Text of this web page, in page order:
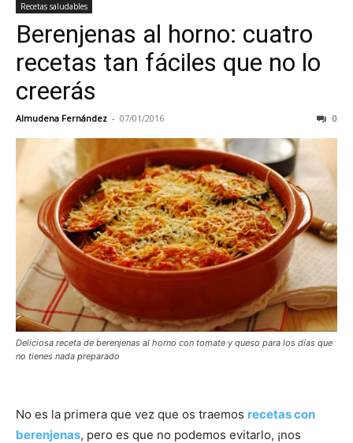
Recetas saludables
Berenjenas al horno: cuatro
recetas tan fáciles que no lo
creerás
Almudena Fernández - 07/01/2016 0
Deliciosa receta de berenjenas al horno con tomate y queso para los días que
no tienes nada preparado
No es la primera que vez que os traemos recetas con
berenjenas, pero es que no podemos evitarlo, ¡nos